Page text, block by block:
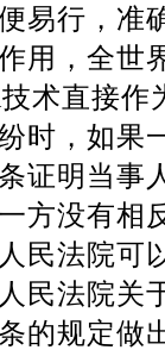
易行，准
用，全世
技术直接作
时，如果
证明当事
方没有相
民法院可
民法院关
的规定做